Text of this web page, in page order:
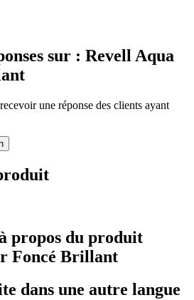
sur : Revell Aqua
une réponse des clients ayant
propos du produit
Foncé Brillant
dans une autre langue